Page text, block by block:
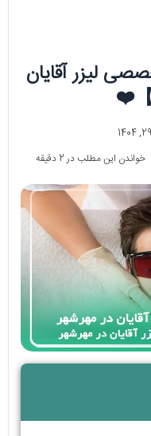
لیزر آقایان
خواندن این مطلب در 2 دقیقه